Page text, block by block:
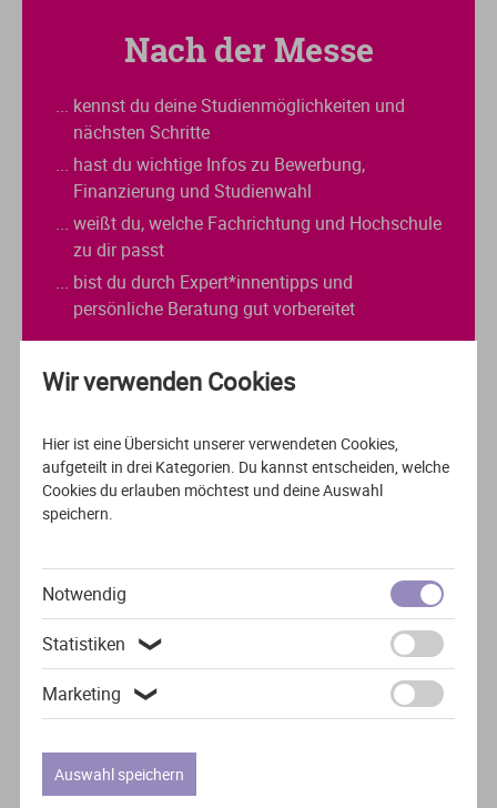
Nach der Messe
... kennst du deine Studienmöglichkeiten und
nächsten Schritte
... hast du wichtige Infos zu Bewerbung,
Finanzierung und Studienwahl
... weißt du, welche Fachrichtung und Hochschule
zu dir passt
... bist du durch Expert*innentipps und
persönliche Beratung gut vorbereitet
Was unsere
“
Die Vorträge waren sehr gut und ich fand die
Wir verwenden Cookies
Hier ist eine Übersicht unserer verwendeten Cookies,
aufgeteilt in drei Kategorien. Du kannst entscheiden, welche
Cookies du erlauben möchtest und deine Auswahl
speichern.
Notwendig
Statistiken ❯
Marketing ❯
Auswahl speichern